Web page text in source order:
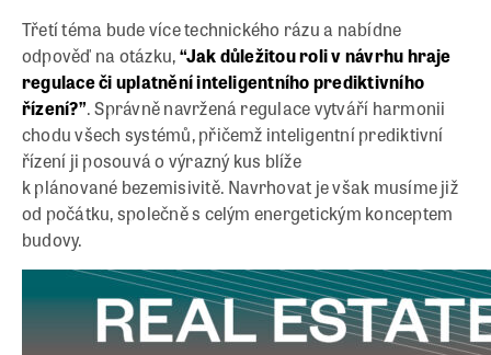
Třetí téma bude více technického rázu a nabídne
odpověď na otázku,“Jak důležitou roli v návrhu hraje
regulace či uplatnění inteligentního prediktivního
řízení?”. Správně navržená regulace vytváří harmonii
chodu všech systémů, přičemž inteligentní prediktivní
řízení ji posouvá o výrazný kus blíže
k plánované bezemisivitě. Navrhovat je však musíme již
od počátku, společně s celým energetickým konceptem
budovy.